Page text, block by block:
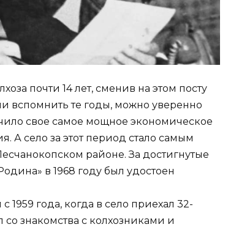
почти 14 лет, сменив на этом посту
вспомнить те годы, можно уверенно
свое самое мощное экономическое
А село за этот период стало самым
районе. За достигнутые
в 1968 году был удостоен
1959 года, когда в село приехал 32-
знакомства с колхозниками и